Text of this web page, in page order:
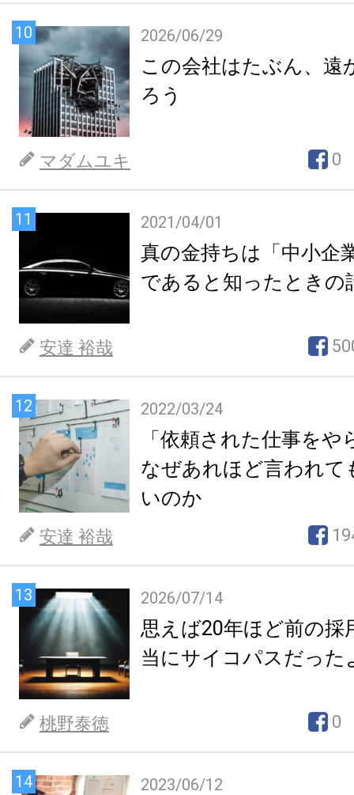
10 2026/06/29
この会社はたぶん、遠
ろう
マダムユキ 0
11 2021/04/01
真の金持ちは「中小企
であると知ったときの
安達 裕哉
12 2022/03/24
「依頼された仕事を
なぜあれほど言われて
いのか
安達 裕哉
13 2026/07/14
思えば20年ほど前の採
当にサイコパスだった
桃野泰徳 0
14 2023/06/12